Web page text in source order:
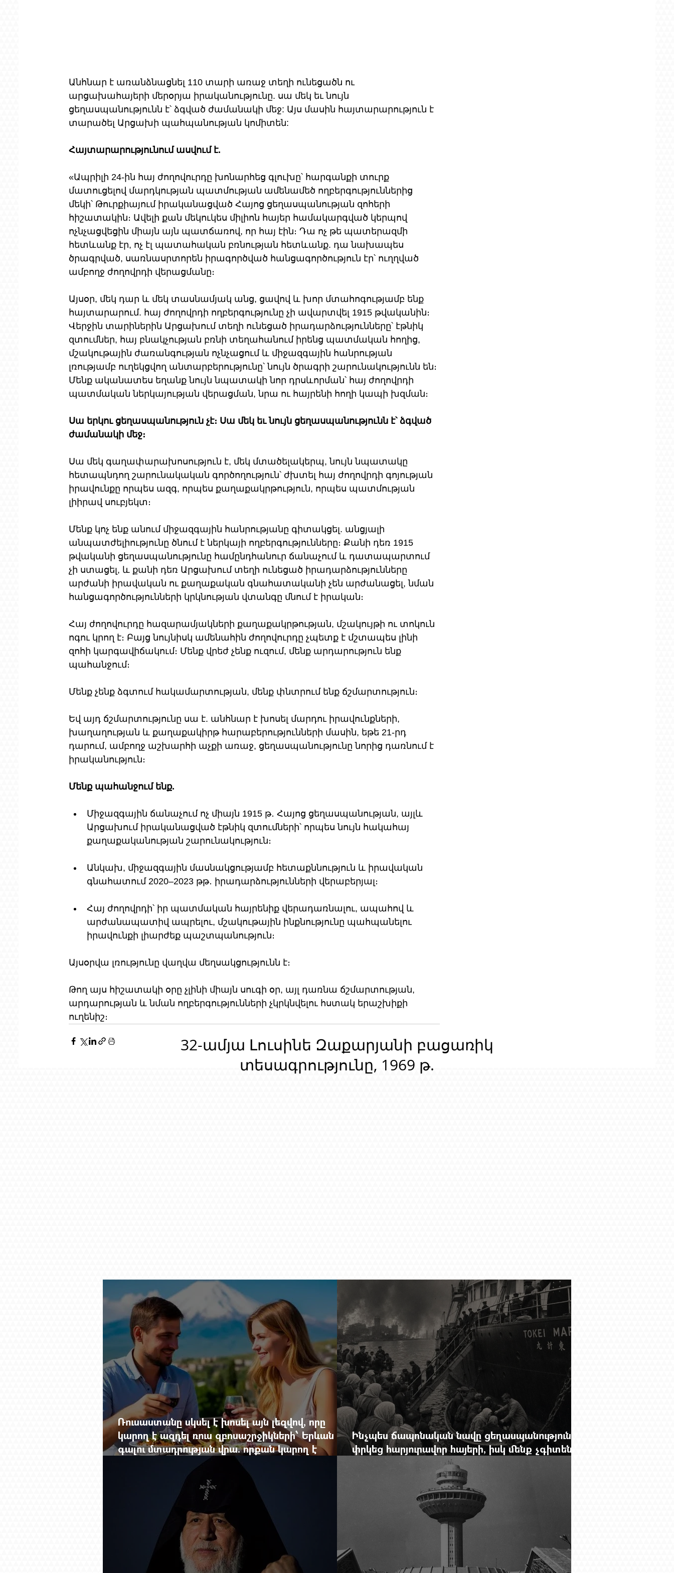
Անհնար է առանձնացնել 110 տարի առաջ տեղի ունեցածն ու
արցախահայերի մերօրյա իրականությունը. սա մեկ եւ նույն
ցեղասպանությունն է՝ ձգված ժամանակի մեջ: Այս մասին հայտարարություն է
տարածել Արցախի պահպանության կոմիտեն:
Հայտարարությունում ասվում է.
«Ապրիլի 24-ին հայ ժողովուրդը խոնարհեց գլուխը՝ հարգանքի տուրք
մատուցելով մարդկության պատմության ամենամեծ ողբերգություններից
մեկի՝ Թուրքիայում իրականացված Հայոց ցեղասպանության զոհերի
հիշատակին։ Ավելի քան մեկուկես միլիոն հայեր համակարգված կերպով
ոչնչացվեցին միայն այն պատճառով, որ հայ էին։ Դա ոչ թե պատերազմի
հետևանք էր, ոչ էլ պատահական բռնության հետևանք. դա նախապես
ծրագրված, սառնասրտորեն իրագործված հանցագործություն էր՝ ուղղված
ամբողջ ժողովրդի վերացմանը։
Այսօր, մեկ դար և մեկ տասնամյակ անց, ցավով և խոր մտահոգությամբ ենք
հայտարարում. հայ ժողովրդի ողբերգությունը չի ավարտվել 1915 թվականին։
Վերջին տարիներին Արցախում տեղի ունեցած իրադարձությունները՝ էթնիկ
զտումներ, հայ բնակչության բռնի տեղահանում իրենց պատմական հողից,
մշակութային ժառանգության ոչնչացում և միջազգային հանրության
լռությամբ ուղեկցվող անտարբերությունը՝ նույն ծրագրի շարունակությունն են։
Մենք ականատես եղանք նույն նպատակի նոր դրսևորման՝ հայ ժողովրդի
պատմական ներկայության վերացման, նրա ու հայրենի հողի կապի խզման։
Սա երկու ցեղասպանություն չէ։ Սա մեկ եւ նույն ցեղասպանությունն է՝ ձգված
ժամանակի մեջ։
Սա մեկ գաղափարախոսություն է, մեկ մտածելակերպ, նույն նպատակը
հետապնդող շարունակական գործողություն՝ ժխտել հայ ժողովրդի գոյության
իրավունքը որպես ազգ, որպես քաղաքակրթություն, որպես պատմության
լիիրավ սուբյեկտ։
Մենք կոչ ենք անում միջազգային հանրությանը գիտակցել. անցյալի
անպատժելիությունը ծնում է ներկայի ողբերգությունները։ Քանի դեռ 1915
թվականի ցեղասպանությունը համընդհանուր ճանաչում և դատապարտում
չի ստացել, և քանի դեռ Արցախում տեղի ունեցած իրադարձությունները
արժանի իրավական ու քաղաքական գնահատականի չեն արժանացել, նման
հանցագործությունների կրկնության վտանգը մնում է իրական։
Հայ ժողովուրդը հազարամյակների քաղաքակրթության, մշակույթի ու տոկուն
ոգու կրող է։ Բայց նույնիսկ ամենահին ժողովուրդը չպետք է մշտապես լինի
զոհի կարգավիճակում։ Մենք վրեժ չենք ուզում, մենք արդարություն ենք
պահանջում։
Մենք չենք ձգտում հակամարտության, մենք փնտրում ենք ճշմարտություն։
Եվ այդ ճշմարտությունը սա է. անհնար է խոսել մարդու իրավունքների,
խաղաղության և քաղաքակիրթ հարաբերությունների մասին, եթե 21-րդ
դարում, ամբողջ աշխարհի աչքի առաջ, ցեղասպանությունը նորից դառնում է
իրականություն։
Մենք պահանջում ենք.
Միջազգային ճանաչում ոչ միայն 1915 թ․ Հայոց ցեղասպանության, այլև
Արցախում իրականացված էթնիկ զտումների՝ որպես նույն հակահայ
քաղաքականության շարունակություն։
Անկախ, միջազգային մասնակցությամբ հետաքննություն և իրավական
գնահատում 2020–2023 թթ․ իրադարձությունների վերաբերյալ։
Հայ ժողովրդի՝ իր պատմական հայրենիք վերադառնալու, ապահով և
արժանապատիվ ապրելու, մշակութային ինքնությունը պահպանելու
իրավունքի լիարժեք պաշտպանություն։
Այսօրվա լռությունը վաղվա մեղսակցությունն է։
Թող այս հիշատակի օրը չլինի միայն սուգի օր, այլ դառնա ճշմարտության,
արդարության և նման ողբերգությունների չկրկնվելու հստակ երաշխիքի
ուղենիշ։
32-ամյա Լուսինե Զաքարյանի բացառիկ
տեսագրությունը, 1969 թ.
Ռուսաստանը սկսել է խոսել այն լեզվով, որը
կարող է ազդել ռուս զբոսաշրջիկների՝ Երևան
գալու մտադրության վրա. որքան կարող է
խորանալ հայ-ռուսական ճգնաժամը
Ինչպես ճապոնական նավը ցեղասպանությունից
փրկեց հարյուրավոր հայերի, իսկ մենք չգիտենք
հերոս նավապետի անունը՝ Սաձո Հիբիի